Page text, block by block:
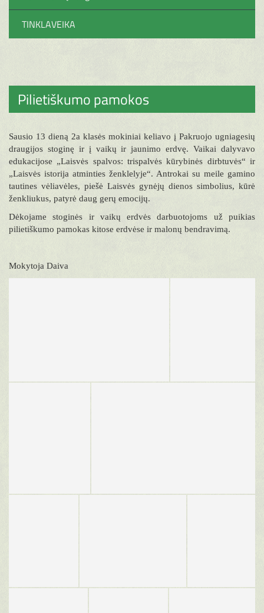
TINKLAVEIKA
Pilietiškumo pamokos
Sausio 13 dieną 2a klasės mokiniai keliavo į Pakruojo ugniagesių
draugijos stoginę ir į vaikų ir jaunimo erdvę. Vaikai dalyvavo
edukacijose „Laisvės spalvos: trispalvės kūrybinės dirbtuvės“ ir
„Laisvės istorija atminties ženklelyje“. Antrokai su meile gamino
tautines vėliavėles, piešė Laisvės gynėjų dienos simbolius, kūrė
ženkliukus, patyrė daug gerų emocijų.
Dėkojame stoginės ir vaikų erdvės darbuotojoms už puikias
pilietiškumo pamokas kitose erdvėse ir malonų bendravimą.
Mokytoja Daiva